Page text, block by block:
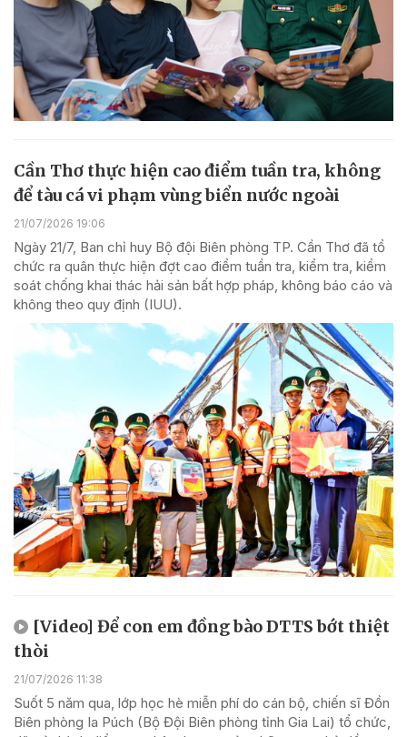
Cần Thơ thực hiện cao điểm tuần tra, không
để tàu cá vi phạm vùng biển nước ngoài
21/07/2026 19:06
Ngày 21/7, Ban chỉ huy Bộ đội Biên phòng TP. Cần Thơ đã tổ
chức ra quân thực hiện đợt cao điểm tuần tra, kiểm tra, kiểm
soát chống khai thác hải sản bất hợp pháp, không báo cáo và
không theo quy định (IUU).
[Video] Để con em đồng bào DTTS bớt thiệt
thòi
21/07/2026 11:38
Suốt 5 năm qua, lớp học hè miễn phí do cán bộ, chiến sĩ Đồn
Biên phòng Ia Púch (Bộ Đội Biên phòng tỉnh Gia Lai) tổ chức,